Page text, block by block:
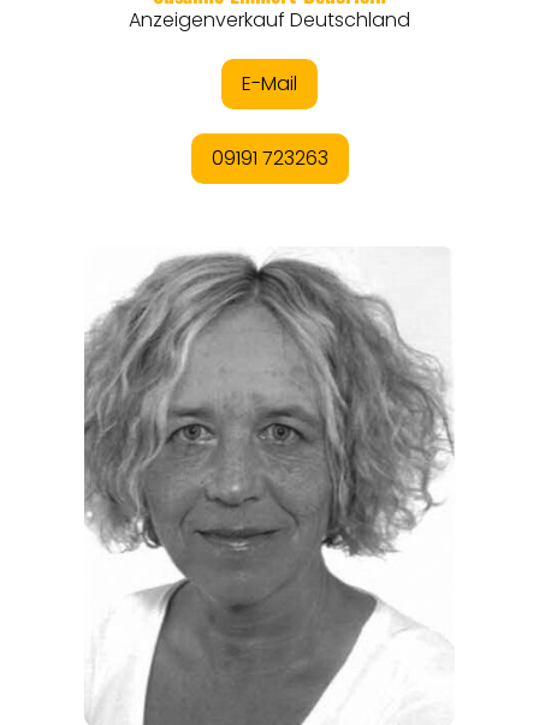
EVENTS
REISEFÜHRER
REISEMAGAZINE
THEMEN
ANGEBOTE